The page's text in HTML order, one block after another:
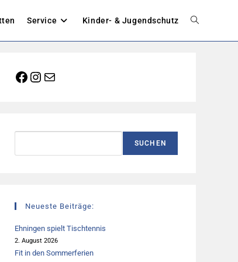
Service Kinder- & Jugendschutz Website-
Facebook
Instagram
E-Mail
SUCHEN
Neueste Beiträge:
Ehningen spielt Tischtennis
2. August 2026
Fit in den Sommerferien